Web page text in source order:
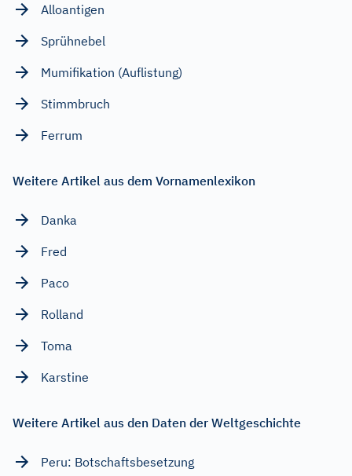
Alloantigen
Sprühnebel
Mumifikation (Auflistung)
Stimmbruch
Ferrum
Weitere Artikel aus dem Vornamenlexikon
Danka
Fred
Paco
Rolland
Toma
Karstine
Weitere Artikel aus den Daten der Weltgeschichte
Peru: Botschaftsbesetzung